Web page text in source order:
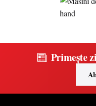
Primește